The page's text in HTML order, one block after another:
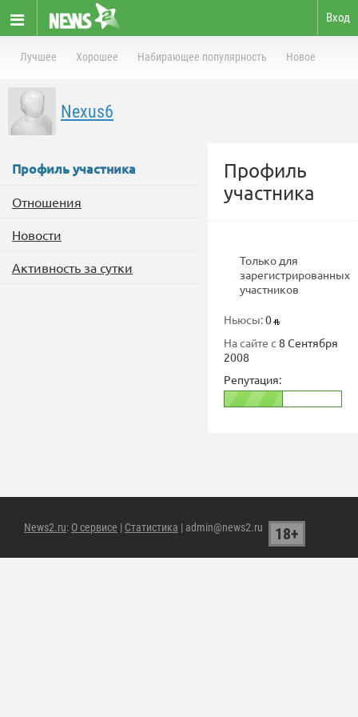
Вход
Лучшее Хорошее Набирающее популярность Новое
Nexus6
Профиль участника
Отношения
Новости
Активность за сутки
Профиль
участника
Только для
зарегистрированных
участников
Ньюсы:0
На сайте с 8 Сентября
2008
Репутация:
News2.ru: О сервисе | Статистика | admin@news2.ru 18+